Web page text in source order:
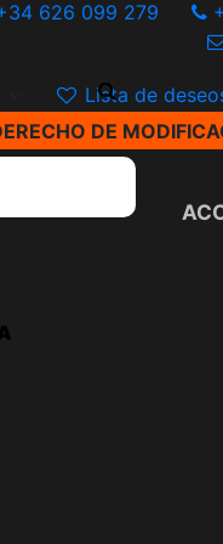
626 099 279
Lista de
DE